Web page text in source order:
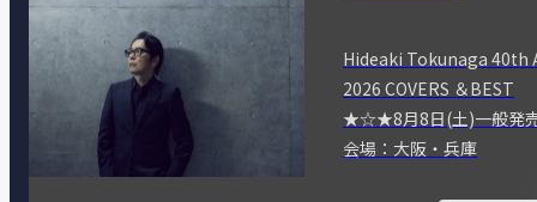
Hideaki Tokunaga 40th
2026 COVERS ＆BEST
★☆★8月8日(土)一般
会場：大阪・兵庫